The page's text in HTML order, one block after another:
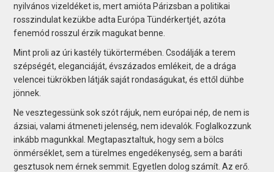
nyilvános vizeldéket is, mert amióta Párizsban a politikai
rosszindulat kezükbe adta Európa Tündérkertjét, azóta
fenemód rosszul érzik magukat benne.
Mint proli az úri kastély tükörtermében. Csodálják a terem
szépségét, ele­ganciáját, évszázados emlékeit, de a drága
velencei tükrökben látják saját rondaságukat, és ettől dühbe
jönnek.
Ne vesztegessünk sok szót rájuk, nem európai nép, de nem is
ázsiai, valami átmeneti jelenség, nem idevalók. Foglalkozzunk
inkább magunkkal. Megtapasztaltuk, hogy sem a bölcs
önmérséklet, sem a türelmes engedékenység, sem a baráti
gesztusok nem érnek semmit. Egyetlen dolog számít. Az erő.